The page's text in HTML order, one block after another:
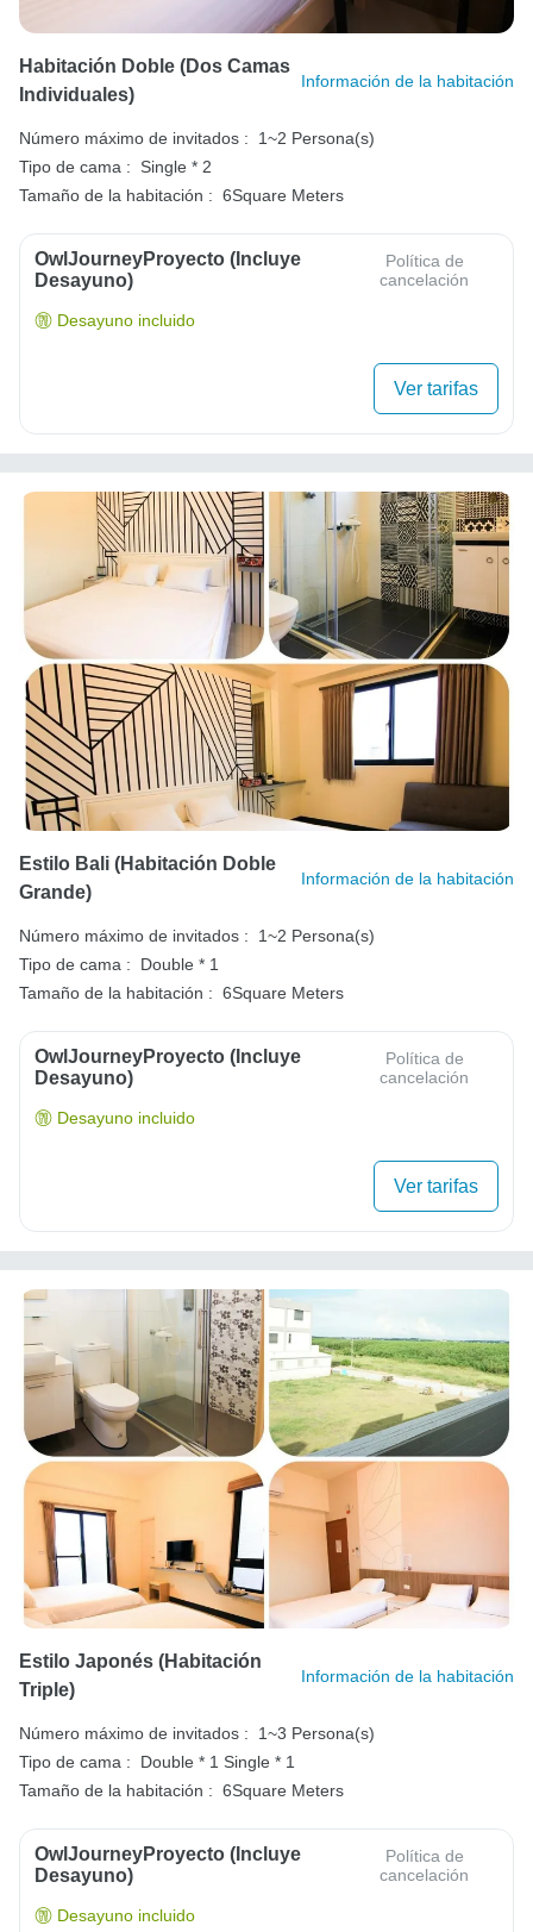
Habitación Doble (dos Camas
Individuales)
Información de la habitación
Número máximo de invitados :
1~2 Persona(s)
Tipo de cama :
Single * 2
Tamaño de la habitación : 6Square Meters
OwlJourneyProyecto (Incluye
Desayuno)
Política de
cancelación
Desayuno incluido
Ver tarifas
Estilo Bali (habitación Doble
Grande)
Información de la habitación
Número máximo de invitados :
1~2 Persona(s)
Tipo de cama :
Double * 1
Tamaño de la habitación : 6Square Meters
OwlJourneyProyecto (Incluye
Desayuno)
Política de
cancelación
Desayuno incluido
Ver tarifas
Estilo Japonés (habitación
Triple)
Información de la habitación
Número máximo de invitados :
1~3 Persona(s)
Tipo de cama :
Double * 1 Single * 1
Tamaño de la habitación : 6Square Meters
OwlJourneyProyecto (Incluye
Desayuno)
Política de
cancelación
Desayuno incluido